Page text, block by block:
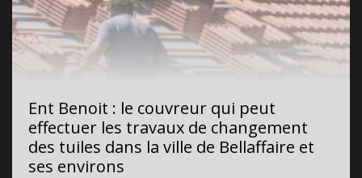
Ent Benoit : le couvreur qui peut
effectuer les travaux de changement
des tuiles dans la ville de Bellaffaire et
ses environs